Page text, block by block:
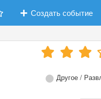
Создать событие
Другое /